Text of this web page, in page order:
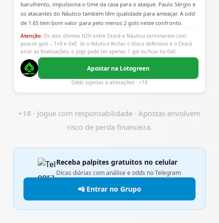
barulhento, impulsiona o time da casa para o ataque. Paulo Sérgio e
os atacantes do Náutico também têm qualidade para ameaçar. A odd
de 1.65 tem bom valor para pelo menos 2 gols neste confronto.
Atenção:Os dois últimos H2H entre Ceará e Náutico terminaram com
poucos gols – 1×0 e 0x0. Se o Náutico fechar o bloco defensivo e o Ceará
errar as finalizações, o jogo pode ter apenas 1 gol ou ficar no 0x0.
Apostar na Lotogreen
Odds sujeitas a alterações · +18
+18 · Jogue com responsabilidade · Apostas envolvem
risco de perda financeira.
Receba palpites gratuitos no celular
Dicas diárias com análise e odds no Telegram
📲 Entrar no Grupo